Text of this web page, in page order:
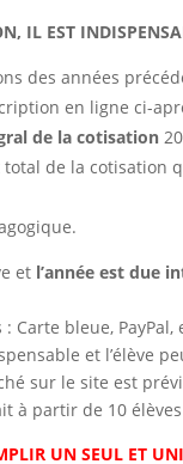
IL EST
des années
en ligne ci-
de la cotisation
de la cotisation
et l’année est due
Carte bleue,
et l’élève
sur le site est
à partir de 10
UN SEUL ET